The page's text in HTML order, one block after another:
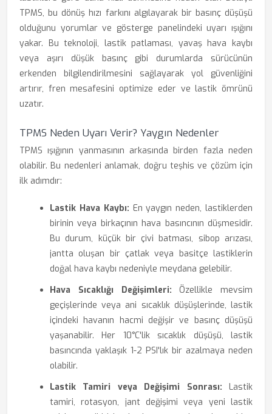
TPMS, bu dönüş hızı farkını algılayarak bir basınç düşüşü
olduğunu yorumlar ve gösterge panelindeki uyarı ışığını
yakar. Bu teknoloji, lastik patlaması, yavaş hava kaybı
veya aşırı düşük basınç gibi durumlarda sürücünün
erkenden bilgilendirilmesini sağlayarak yol güvenliğini
artırır, fren mesafesini optimize eder ve lastik ömrünü
uzatır.
TPMS Neden Uyarı Verir? Yaygın Nedenler
TPMS ışığının yanmasının arkasında birden fazla neden
olabilir. Bu nedenleri anlamak, doğru teşhis ve çözüm için
ilk adımdır:
Lastik Hava Kaybı: En yaygın neden, lastiklerden
birinin veya birkaçının hava basıncının düşmesidir.
Bu durum, küçük bir çivi batması, sibop arızası,
jantta oluşan bir çatlak veya basitçe lastiklerin
doğal hava kaybı nedeniyle meydana gelebilir.
Hava Sıcaklığı Değişimleri: Özellikle mevsim
geçişlerinde veya ani sıcaklık düşüşlerinde, lastik
içindeki havanın hacmi değişir ve basınç düşüşü
yaşanabilir. Her 10°C'lik sıcaklık düşüşü, lastik
basıncında yaklaşık 1-2 PSI'lık bir azalmaya neden
olabilir.
Lastik Tamiri veya Değişimi Sonrası: Lastik
tamiri, rotasyon, jant değişimi veya yeni lastik